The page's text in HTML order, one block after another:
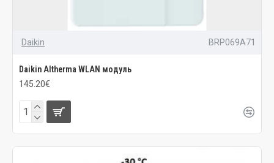
Daikin BRP069A71
Daikin Altherma WLAN модуль
145.20€